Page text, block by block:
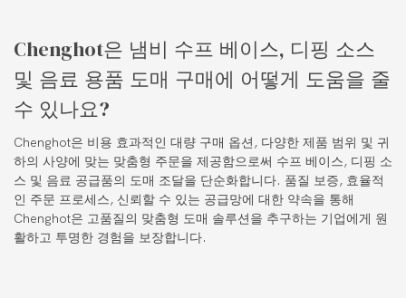
Chenghot은 냄비 수프 베이스, 디핑 소스
및 음료 용품 도매 구매에 어떻게 도움을 줄
수 있나요?
Chenghot은 비용 효과적인 대량 구매 옵션, 다양한 제품 범위 및 귀
하의 사양에 맞는 맞춤형 주문을 제공함으로써 수프 베이스, 디핑 소
스 및 음료 공급품의 도매 조달을 단순화합니다. 품질 보증, 효율적
인 주문 프로세스, 신뢰할 수 있는 공급망에 대한 약속을 통해
Chenghot은 고품질의 맞춤형 도매 솔루션을 추구하는 기업에게 원
활하고 투명한 경험을 보장합니다.